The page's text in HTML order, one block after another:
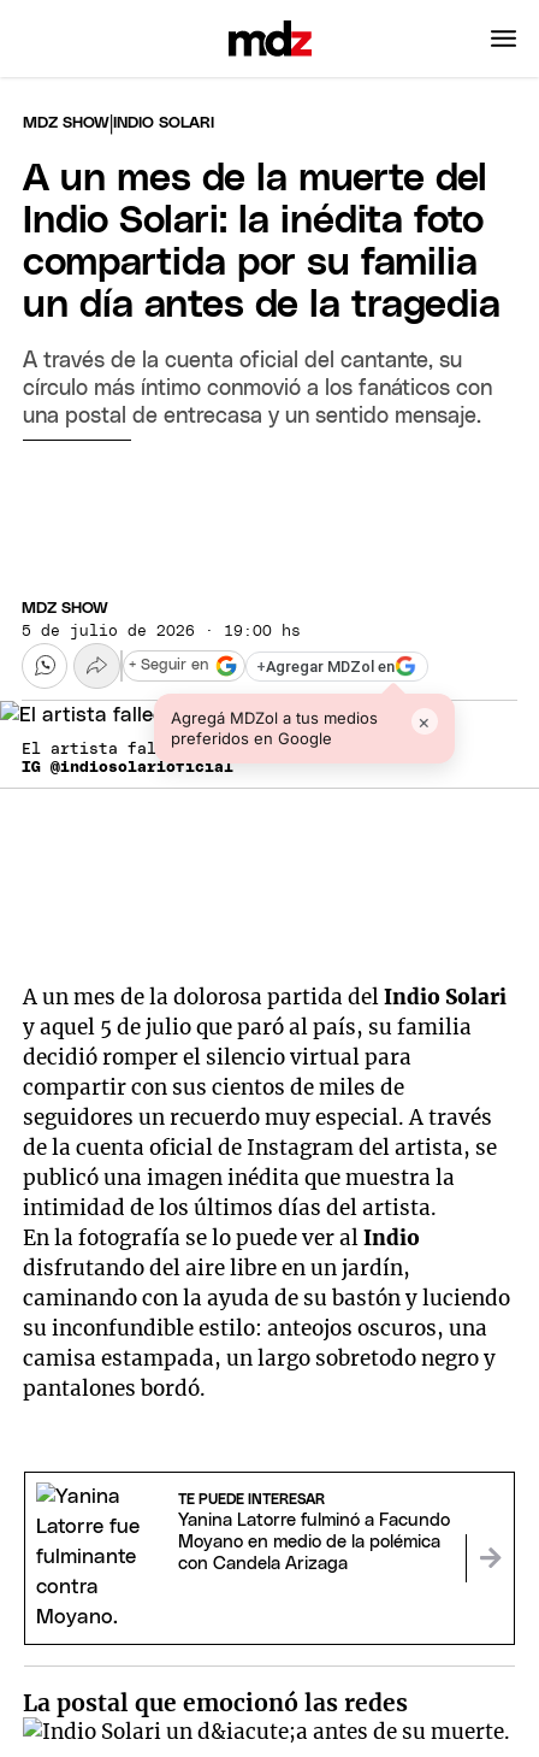
MDZ SHOW | INDIO SOLARI
A un mes de la muerte del
Indio Solari: la inédita foto
compartida por su familia
un día antes de la tragedia
A través de la cuenta oficial del cantante, su
círculo más íntimo conmovió a los fanáticos con
una postal de entrecasa y un sentido mensaje.
MDZ SHOW
5 de julio de 2026 · 19:00 hs
+Agregar MDZol en
Agregá MDZol a tus medios
preferidos en Google
×
+ Seguir en
El artista falleció el pasado 5 de junio.
IG @indiosolarioficial
A un mes de la dolorosa partida delIndio Solari
y aquel 5 de julio que paró al país, su familia
decidió romper el silencio virtual para
compartir con sus cientos de miles de
seguidores un recuerdo muy especial. A través
de la cuenta oficial de Instagram del artista, se
publicó una imagen inédita que muestra la
intimidad de los últimos días del artista.
En la fotografía se lo puede ver alIndio
disfrutando del aire libre en un jardín,
caminando con la ayuda de su bastón y luciendo
su inconfundible estilo: anteojos oscuros, una
camisa estampada, un largo sobretodo negro y
pantalones bordó.
TE PUEDE INTERESAR
Yanina Latorre fulminó a Facundo
Moyano en medio de la polémica
con Candela Arizaga
La postal que emocionó las redes